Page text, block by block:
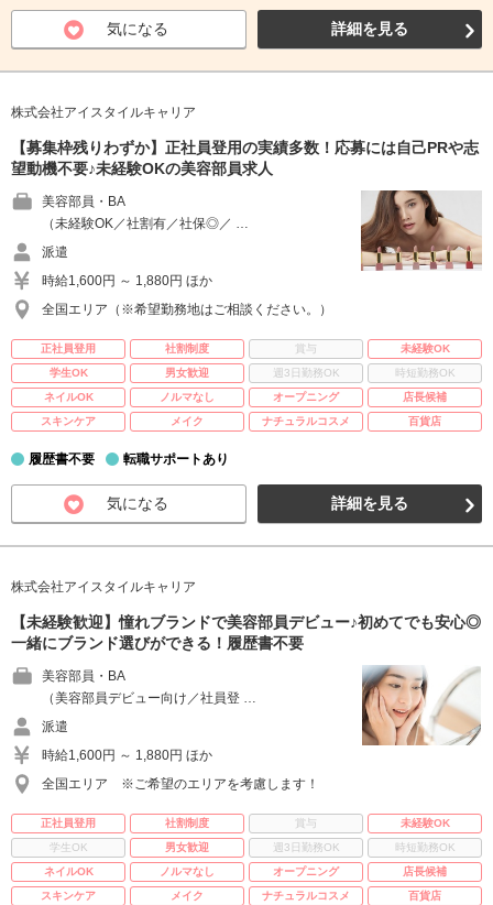
気になる 詳細を見る
株式会社アイスタイルキャリア
【募集枠残りわずか】正社員登用の実績多数！応募には自己PRや志
望動機不要♪未経験OKの美容部員求人
美容部員・BA
（未経験OK／社割有／社保◎／ …
派遣
時給1,600円 ～ 1,880円 ほか
全国エリア（※希望勤務地はご相談ください。）
正社員登用 社割制度 賞与
未経験OK
学生OK
男女歓迎 週3日勤務OK
時短勤務OK
ネイルOK
ノルマなし オープニング
店長候補
スキンケア
メイク ナチュラルコスメ 百貨店
履歴書不要 転職サポートあり
気になる 詳細を見る
株式会社アイスタイルキャリア
【未経験歓迎】憧れブランドで美容部員デビュー♪初めてでも安心◎
一緒にブランド選びができる！履歴書不要
美容部員・BA
（美容部員デビュー向け／社員登 …
派遣
時給1,600円 ～ 1,880円 ほか
全国エリア ※ご希望のエリアを考慮します！
正社員登用 社割制度 賞与
未経験OK
学生OK
男女歓迎 週3日勤務OK
時短勤務OK
ネイルOK
ノルマなし オープニング
店長候補
スキンケア
メイク ナチュラルコスメ 百貨店